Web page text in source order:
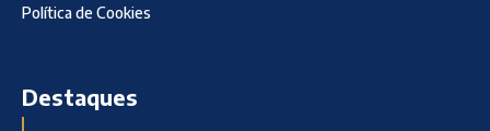
Política de Cookies
Destaques